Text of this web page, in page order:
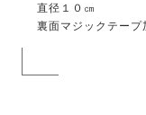
直径１０㎝
裏面マジックテープ